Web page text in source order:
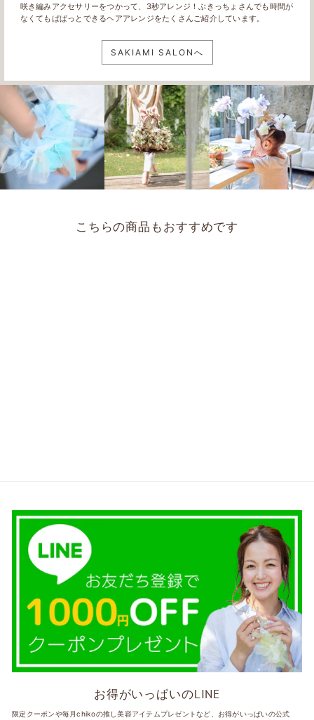
咲き編みアクセサリーをつかって、3秒アレンジ！ぶきっちょさんでも時間が
なくてもぱぱっとできるヘアアレンジをたくさんご紹介しています。
SAKIAMI SALONへ
こちらの商品もおすすめです
お得がいっぱいのLINE
限定クーポンや毎月chikoの推し美容アイテムプレゼントなど、お得がいっぱいの公式